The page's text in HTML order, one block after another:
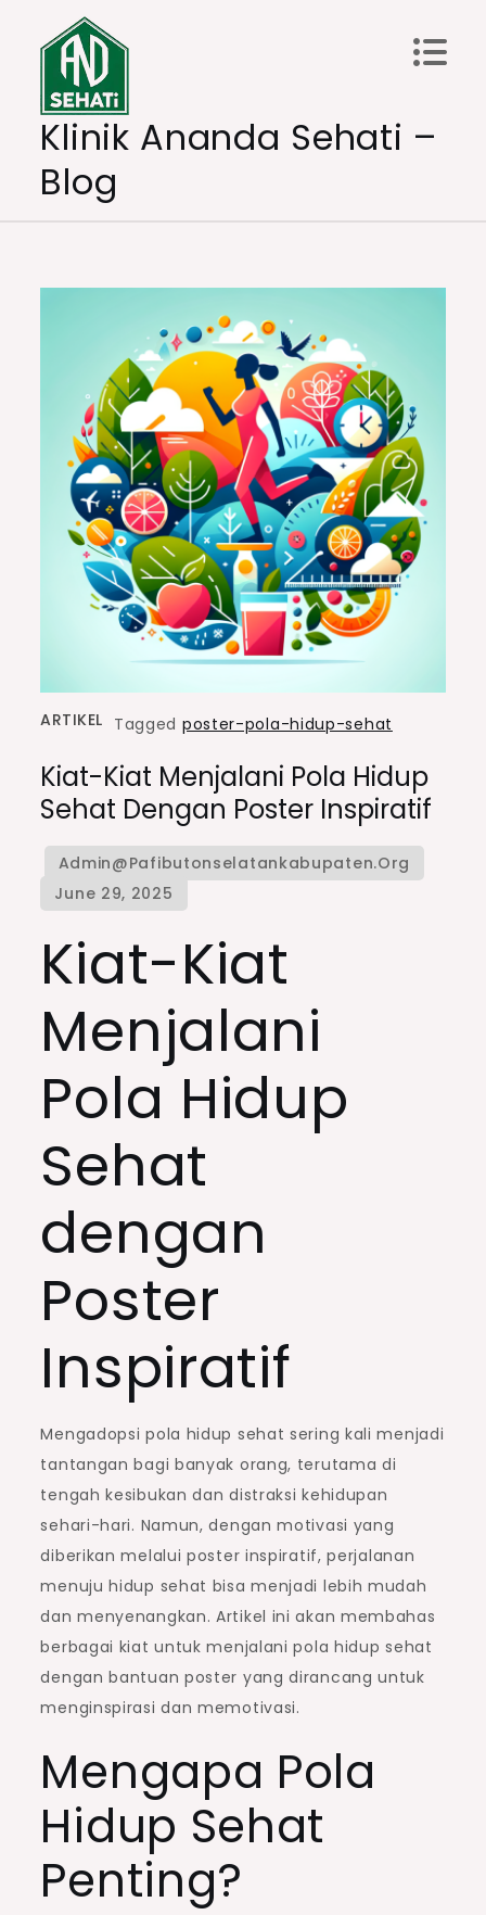
content
Klinik Ananda Sehati –
Blog
ARTIKEL Tagged poster-pola-hidup-sehat
Kiat-Kiat Menjalani Pola Hidup
Sehat Dengan Poster Inspiratif
Kiat-Kiat
Menjalani
Pola Hidup
Sehat
dengan
Poster
Inspiratif
Mengadopsi pola hidup sehat sering kali menjadi
tantangan bagi banyak orang, terutama di
tengah kesibukan dan distraksi kehidupan
sehari-hari. Namun, dengan motivasi yang
diberikan melalui poster inspiratif, perjalanan
menuju hidup sehat bisa menjadi lebih mudah
dan menyenangkan. Artikel ini akan membahas
berbagai kiat untuk menjalani pola hidup sehat
dengan bantuan poster yang dirancang untuk
menginspirasi dan memotivasi.
Mengapa Pola
Hidup Sehat
Penting?